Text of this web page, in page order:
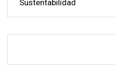
Sustentabilidad